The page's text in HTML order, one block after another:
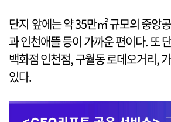
단지 앞에는 약 35만㎡ 규모의 중앙
과 인천애뜰 등이 가까운 편이다. 또
백화점 인천점, 구월동 로데오거리,
있다.